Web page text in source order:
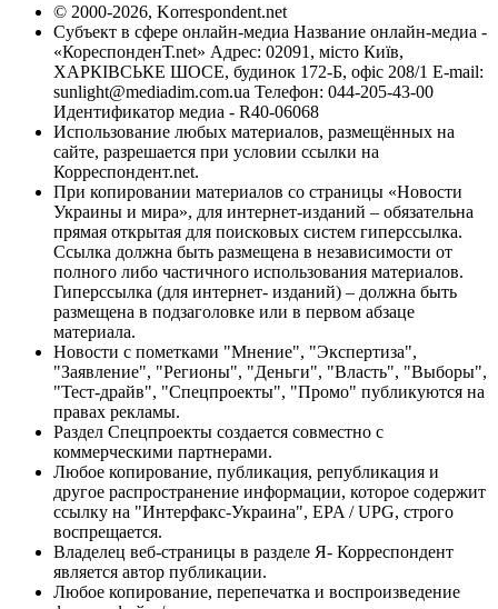
© 2000-2026, Korrespondent.net
Субъект в сфере онлайн-медиа Название онлайн-медиа -
«КореспонденТ.net» Адрес: 02091, місто Київ,
ХАРКІВСЬКЕ ШОСЕ, будинок 172-Б, офіс 208/1 E-mail:
sunlight@mediadim.com.ua Телефон: 044-205-43-00
Идентификатор медиа - R40-06068
Использование любых материалов, размещённых на
сайте, разрешается при условии ссылки на
Корреспондент.net.
При копировании материалов со страницы «Новости
Украины и мира», для интернет-изданий – обязательна
прямая открытая для поисковых систем гиперссылка.
Ссылка должна быть размещена в независимости от
полного либо частичного использования материалов.
Гиперссылка (для интернет- изданий) – должна быть
размещена в подзаголовке или в первом абзаце
материала.
Новости с пометками "Мнение", "Экспертиза",
"Заявление", "Регионы", "Деньги", "Власть", "Выборы",
"Тест-драйв", "Спецпроекты", "Промо" публикуются на
правах рекламы.
Раздел Спецпроекты создается совместно с
коммерческими партнерами.
Любое копирование, публикация, републикация и
другое распространение информации, которое содержит
ссылку на "Интерфакс-Украина", EPA / UPG, строго
воспрещается.
Владелец веб-страницы в разделе Я- Корреспондент
является автор публикации.
Любое копирование, перепечатка и воспроизведение